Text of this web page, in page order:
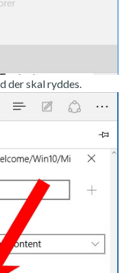
der skal ryddes.